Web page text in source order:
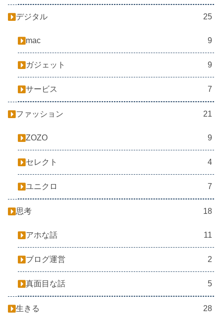
デジタル 25
mac 9
ガジェット 9
サービス 7
ファッション 21
ZOZO 9
セレクト 4
ユニクロ 7
思考 18
アホな話 11
ブログ運営 2
真面目な話 5
生きる 28